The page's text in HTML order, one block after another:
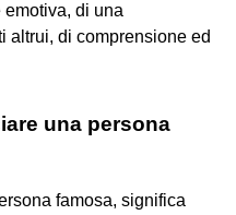
di una
altrui, di comprensione ed
una persona
famosa, significa